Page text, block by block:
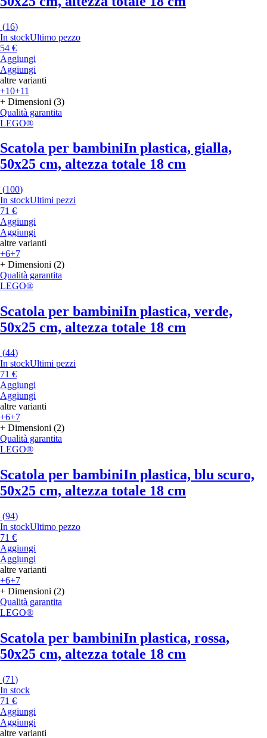
(16)
In stockUltimo pezzo
54 €
Aggiungi
Aggiungi
altre varianti
+10+11
+ Dimensioni (3)
Qualità garantita
LEGO®
Scatola per bambiniIn plastica, gialla,
50x25 cm, altezza totale 18 cm
(100)
In stockUltimi pezzi
71 €
Aggiungi
Aggiungi
altre varianti
+6+7
+ Dimensioni (2)
Qualità garantita
LEGO®
Scatola per bambiniIn plastica, verde,
50x25 cm, altezza totale 18 cm
(44)
In stockUltimi pezzi
71 €
Aggiungi
Aggiungi
altre varianti
+6+7
+ Dimensioni (2)
Qualità garantita
LEGO®
Scatola per bambiniIn plastica, blu scuro,
50x25 cm, altezza totale 18 cm
(94)
In stockUltimo pezzo
71 €
Aggiungi
Aggiungi
altre varianti
+6+7
+ Dimensioni (2)
Qualità garantita
LEGO®
Scatola per bambiniIn plastica, rossa,
50x25 cm, altezza totale 18 cm
(71)
In stock
71 €
Aggiungi
Aggiungi
altre varianti